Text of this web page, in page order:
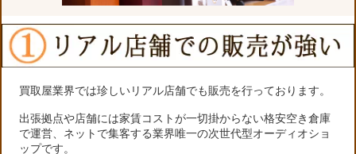
買取屋業界では珍しいリアル店舗でも販売を行っております。
出張拠点や店舗には家賃コストが一切掛からない格安空き倉庫
で運営、ネットで集客する業界唯一の次世代型オーディオショ
ップです。